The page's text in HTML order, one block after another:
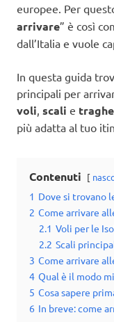
europee. Per
arrivare” è così
dall’Italia e vuole
In questa guida
principali per
voli, scali e
più adatta al tuo
Contenuti
1 Dove si trovano
2 Come arrivare
2.1 Voli per le
2.2 Scali
3 Come arrivare
4 Qual è il modo
5 Cosa sapere
6 In breve: come